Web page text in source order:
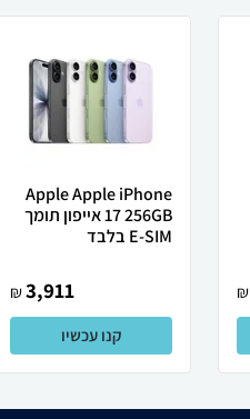
₪
Apple Apple iPhone
17 256GB אייפון תומך
E-SIM בלבד
3,911
₪
קנו עכשיו